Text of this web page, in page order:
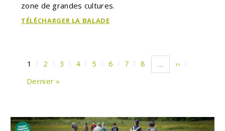
zone de grandes cultures.
TÉLÉCHARGER LA BALADE
Page
1 Page
2 Page
3 Page
4 Page
5 Page
6 Page
7 Page
8 …
Page
››
Dernière
Dernier »